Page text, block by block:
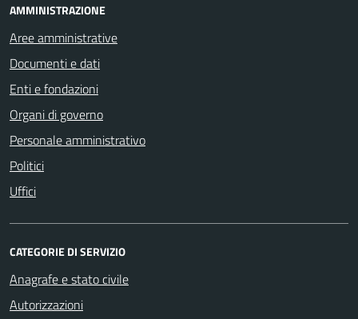
AMMINISTRAZIONE
Aree amministrative
Documenti e dati
Enti e fondazioni
Organi di governo
Personale amministrativo
Politici
Uffici
CATEGORIE DI SERVIZIO
Anagrafe e stato civile
Autorizzazioni